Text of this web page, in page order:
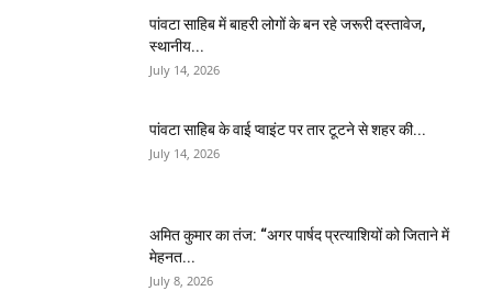
पांवटा साहिब में बाहरी लोगों के बन रहे जरूरी दस्तावेज,
स्थानीय...
July 14, 2026
पांवटा साहिब के वाई प्वाइंट पर तार टूटने से शहर की...
July 14, 2026
अमित कुमार का तंज: “अगर पार्षद प्रत्याशियों को जिताने में
मेहनत...
July 8, 2026